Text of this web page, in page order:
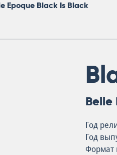
Epoque Black Is Black
Belle
Год
Год
Формат